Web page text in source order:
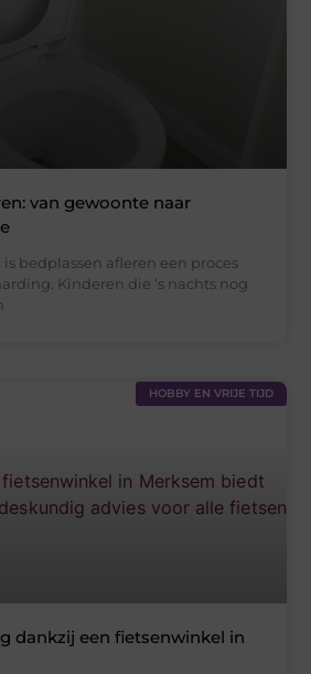
van gewoonte naar
bedplassen afleren een proces
Kinderen die ’s nachts nog
HOBBY EN VRIJE TIJD
dankzij een fietsenwinkel in